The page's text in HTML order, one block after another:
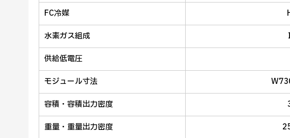
FC冷媒
水素ガス組成
供給低電圧
モジュール寸法
容積・容積出力密度
重量・重量出力密度